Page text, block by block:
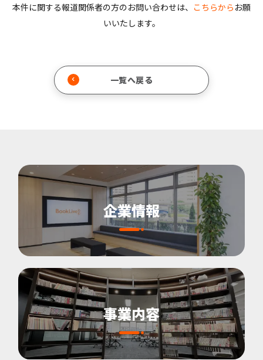
本件に関する報道関係者の方のお問い合わせは、 こちらから お願
いいたします。
一覧へ戻る
企業情報
事業内容